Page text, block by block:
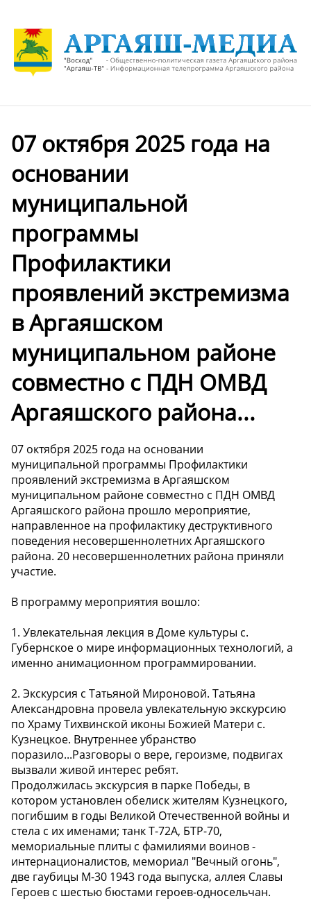
07 октября 2025 года на
основании
муниципальной
программы
Профилактики
проявлений экстремизма
в Аргаяшском
муниципальном районе
совместно с ПДН ОМВД
Аргаяшского района...
07 октября 2025 года на основании
муниципальной программы Профилактики
проявлений экстремизма в Аргаяшском
муниципальном районе совместно с ПДН ОМВД
Аргаяшского района прошло мероприятие,
направленное на профилактику деструктивного
поведения несовершеннолетних Аргаяшского
района. 20 несовершеннолетних района приняли
участие.
В программу мероприятия вошло:
1. Увлекательная лекция в Доме культуры с.
Губернское о мире информационных технологий, а
именно анимационном программировании.
2. Экскурсия с Татьяной Мироновой. Татьяна
Александровна провела увлекательную экскурсию
по Храму Тихвинской иконы Божией Матери с.
Кузнецкое. Внутреннее убранство
поразило...Разговоры о вере, героизме, подвигах
вызвали живой интерес ребят.
Продолжилась экскурсия в парке Победы, в
котором установлен обелиск жителям Кузнецкого,
погибшим в годы Великой Отечественной войны и
стела с их именами; танк Т-72А, БТР-70,
мемориальные плиты с фамилиями воинов -
интернационалистов, мемориал "Вечный огонь",
две гаубицы М-30 1943 года выпуска, аллея Славы
Героев с шестью бюстами героев-односельчан.